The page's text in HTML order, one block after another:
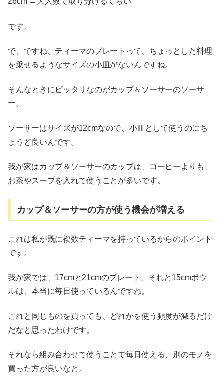
です。
で、ですね、ティーマのプレートって、ちょっとした料理
を乗せるようなサイズの小皿がないんですね。
そんなときにピッタリなのがカップ＆ソーサーのソーサ
ー。
ソーサーはサイズが12cmなので、小皿として使うのにち
ょうど良いんです。
我が家はカップ＆ソーサーのカップは、コーヒーよりも、
お茶やスープを入れて使うことが多いです。
カップ＆ソーサーの方が使う機会が増える
これは私が既に複数ティーマを持っているからのポイント
です。
我が家では、17cmと21cmのプレート、それと15cmボウ
ルは、本当に毎日使っているんですね。
これと同じものを買っても、どれかを使う頻度が減るだけ
だなと思ったわけです。
それなら組み合わせて使うことで毎日使える、別のモノを
買った方が良いなと。